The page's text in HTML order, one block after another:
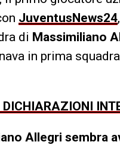
JuventusNews24
di Massimiliano
in prima
DICHIARAZIONI
Allegri sembra